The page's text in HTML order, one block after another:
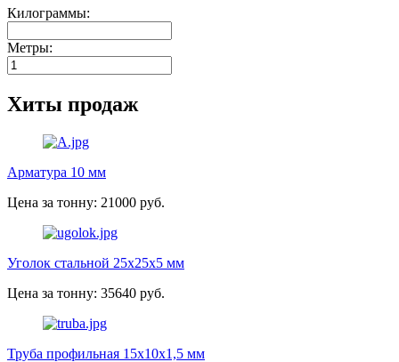
Килограммы:
Метры:
Хиты продаж
Арматура 10 мм
Цена за тонну: 21000 руб.
Уголок стальной 25х25х5 мм
Цена за тонну: 35640 руб.
Труба профильная 15х10х1,5 мм